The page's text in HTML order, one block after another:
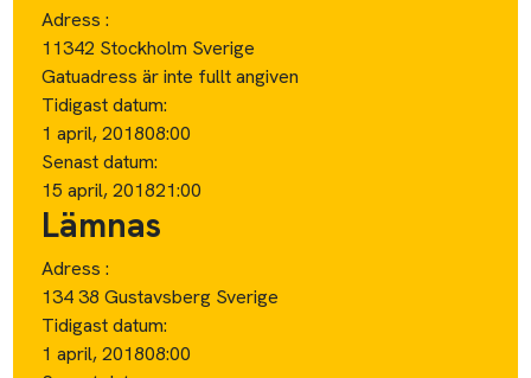
Adress :
11342 Stockholm Sverige
Gatuadress är inte fullt angiven
Tidigast datum:
1 april, 201808:00
Senast datum:
15 april, 201821:00
Lämnas
Adress :
134 38 Gustavsberg Sverige
Tidigast datum:
1 april, 201808:00